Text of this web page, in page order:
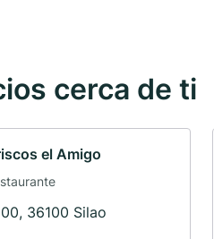
cerca de ti
el Amigo
36100 Silao